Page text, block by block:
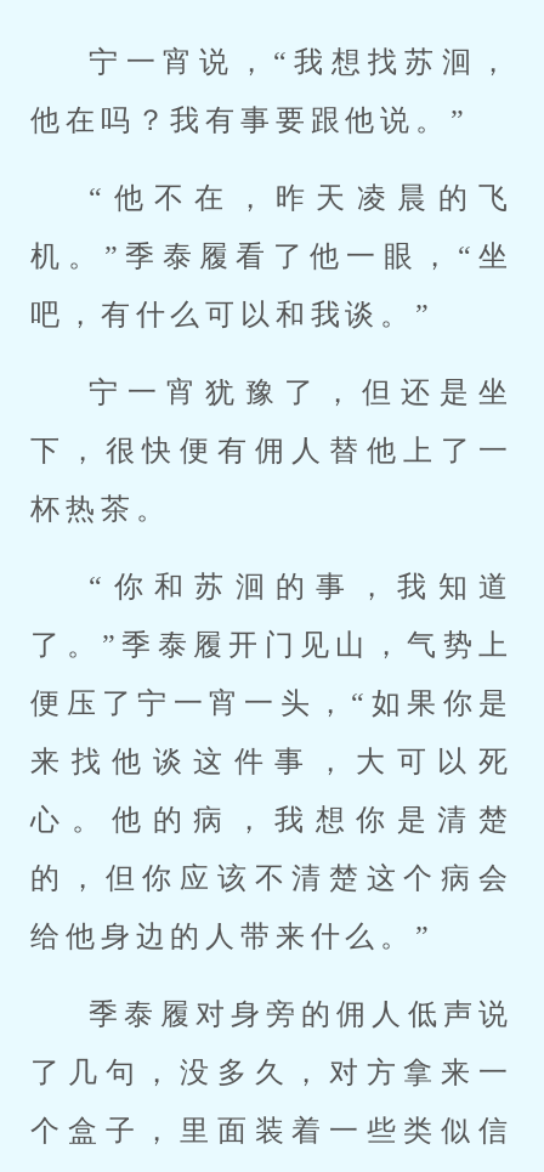
宁一宵说，“我想找苏洄，
他在吗？我有事要跟他说。”
“他不在，昨天凌晨的飞
机。”季泰履看了他一眼，“坐
吧，有什么可以和我谈。”
宁一宵犹豫了，但还是坐
下，很快便有佣人替他上了一
杯热茶。
“你和苏洄的事，我知道
了。”季泰履开门见山，气势上
便压了宁一宵一头，“如果你是
来找他谈这件事，大可以死
心。他的病，我想你是清楚
的，但你应该不清楚这个病会
给他身边的人带来什么。”
季泰履对身旁的佣人低声说
了几句，没多久，对方拿来一
个盒子，里面装着一些类似信